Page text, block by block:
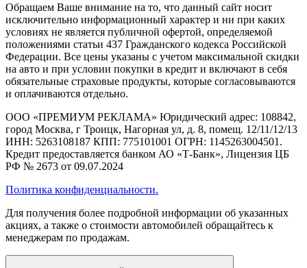
Обращаем Ваше внимание на то, что данный сайт носит
исключительно информационный характер и ни при каких
условиях не является публичной офертой, определяемой
положениями статьи 437 Гражданского кодекса Российской
Федерации. Все цены указаны с учетом максимальной скидки
на авто и при условии покупки в кредит и включают в себя
обязательные страховые продукты, которые согласовываются
и оплачиваются отдельно.
ООО «ПРЕМИУМ РЕКЛАМА» Юридический адрес: 108842,
город Москва, г Троицк, Нагорная ул, д. 8, помещ. 12/11/12/13
ИНН: 5263108187 КПП: 775101001 ОГРН: 1145263004501.
Кредит предоставляется банком АО «Т-Банк», Лицензия ЦБ
РФ № 2673 от 09.07.2024
Политика конфиденциальности.
Для получения более подробной информации об указанных
акциях, а также о стоимости автомобилей обращайтесь к
менеджерам по продажам.